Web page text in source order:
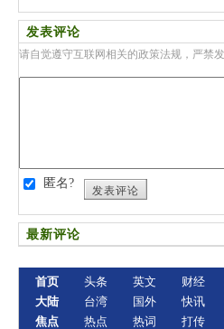
发表评论
请自觉遵守互联网相关的政策法规，严禁
匿名?
发表评论
最新评论
首页
大陆
焦点
头条
台湾
热点
英文
国外
热词
财经
快讯
打传